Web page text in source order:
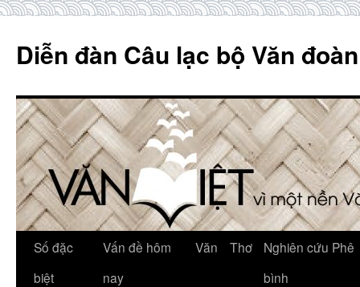
content
Diễn đàn Câu lạc bộ Văn
Số đặc
biệt
Vấn đề hôm
nay
Văn Thơ
Nghiên cứu Phê
bình